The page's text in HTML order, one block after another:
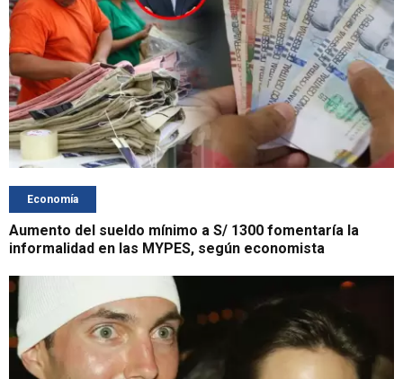
Economía
Aumento del sueldo mínimo a S/ 1300 fomentaría la
informalidad en las MYPES, según economista